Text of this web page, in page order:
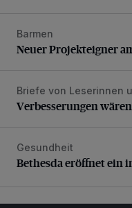
Neuer Projekteigner
Barmen
Neuer Projekteigner
Verbesserungen
Briefe von Leserinnen
Verbesserungen
Bethesda eröffnet ein
Gesundheit
Bethesda eröffnet ein